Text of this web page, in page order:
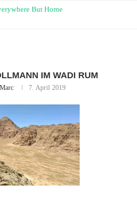
IM WADI RUM
Marc 7. April 2019